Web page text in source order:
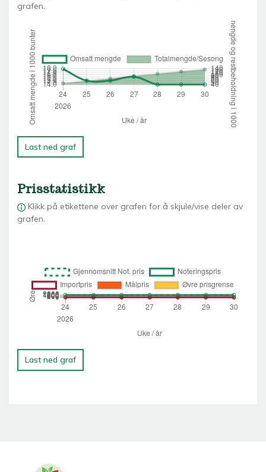
grafen.
Last ned graf
Prisstatistikk
Klikk på etikettene over grafen for å skjule/vise deler av
grafen.
Last ned graf